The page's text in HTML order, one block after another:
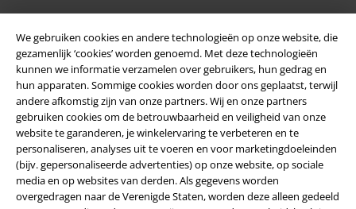
We gebruiken cookies en andere technologieën op onze website, die
gezamenlijk ‘cookies’ worden genoemd. Met deze technologieën
kunnen we informatie verzamelen over gebruikers, hun gedrag en
hun apparaten. Sommige cookies worden door ons geplaatst, terwijl
andere afkomstig zijn van onze partners. Wij en onze partners
gebruiken cookies om de betrouwbaarheid en veiligheid van onze
website te garanderen, je winkelervaring te verbeteren en te
personaliseren, analyses uit te voeren en voor marketingdoeleinden
(bijv. gepersonaliseerde advertenties) op onze website, op sociale
media en op websites van derden. Als gegevens worden
overgedragen naar de Verenigde Staten, worden deze alleen gedeeld
Legal
Algemene Voorwaarden
Bedrijfsgegevens